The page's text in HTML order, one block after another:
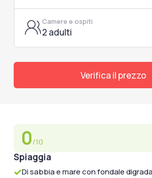
Camere e ospiti
2 adulti
Verifica il prezzo
0/10
Spiaggia
Di sabbia e mare con fondale